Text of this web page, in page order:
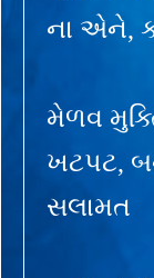
ના એને,
મેળવ
ખટપટ,
સલામત